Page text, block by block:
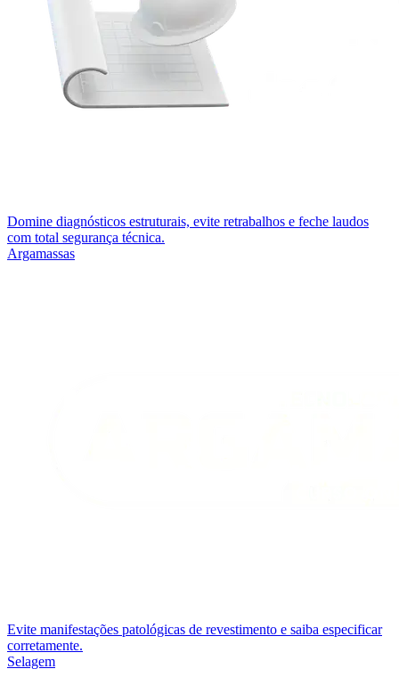
Domine diagnósticos estruturais, evite retrabalhos e feche laudos
com total segurança técnica.
Argamassas
Evite manifestações patológicas de revestimento e saiba especificar
corretamente.
Selagem